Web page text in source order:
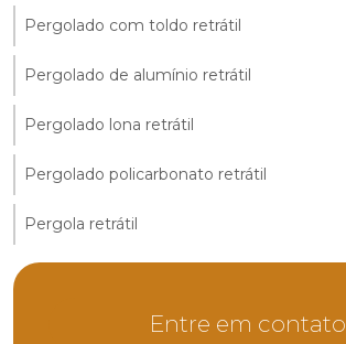
Pergolado com toldo retrátil
Pergolado de alumínio retrátil
Pergolado lona retrátil
Pergolado policarbonato retrátil
Pergola retrátil
Entre em contato